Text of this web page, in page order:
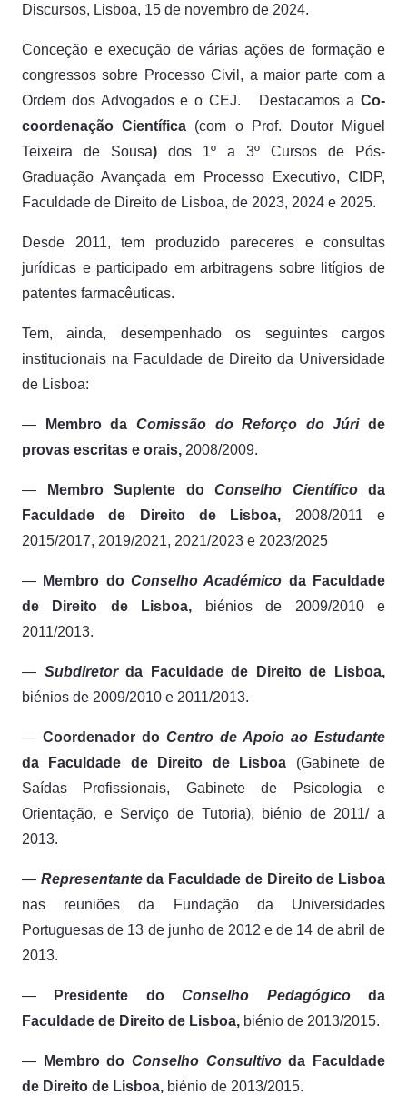
Discursos, Lisboa, 15 de novembro de 2024.
Conceção e execução de várias ações de formação e
congressos sobre Processo Civil, a maior parte com a
Ordem dos Advogados e o CEJ. Destacamos a Co-
coordenação Científica (com o Prof. Doutor Miguel
Teixeira de Sousa) dos 1º a 3º Cursos de Pós-
Graduação Avançada em Processo Executivo, CIDP,
Faculdade de Direito de Lisboa, de 2023, 2024 e 2025.
Desde 2011, tem produzido pareceres e consultas
jurídicas e participado em arbitragens sobre litígios de
patentes farmacêuticas.
Tem, ainda, desempenhado os seguintes cargos
institucionais na Faculdade de Direito da Universidade
de Lisboa:
— Membro da Comissão do Reforço do Júri de
provas escritas e orais, 2008/2009.
— Membro Suplente do Conselho Científico da
Faculdade de Direito de Lisboa, 2008/2011 e
2015/2017, 2019/2021, 2021/2023 e 2023/2025
— Membro doConselho Académico da Faculdade
de Direito de Lisboa,
biénios de 2009/2010 e
2011/2013.
— Subdiretorda Faculdade de Direito de Lisboa,
biénios de 2009/2010 e 2011/2013.
— Coordenador do Centro de Apoio ao Estudante
da Faculdade de Direito de Lisboa (Gabinete de
Saídas Profissionais, Gabinete de Psicologia e
Orientação, e Serviço de Tutoria), biénio de 2011/ a
2013.
— Representanteda Faculdade de Direito de Lisboa
nas reuniões da Fundação da Universidades
Portuguesas de 13 de junho de 2012 e de 14 de abril de
2013.
— Presidente doConselho Pedagógicoda
Faculdade de Direito de Lisboa, biénio de 2013/2015.
— Membro doConselho Consultivoda Faculdade
de Direito de Lisboa, biénio de 2013/2015.